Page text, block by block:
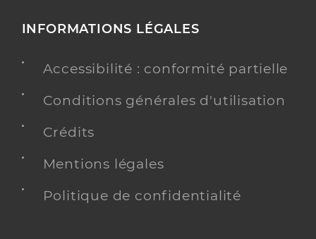
INFORMATIONS LÉGALES
Accessibilité : conformité partielle
Conditions générales d'utilisation
Crédits
Mentions légales
Politique de confidentialité